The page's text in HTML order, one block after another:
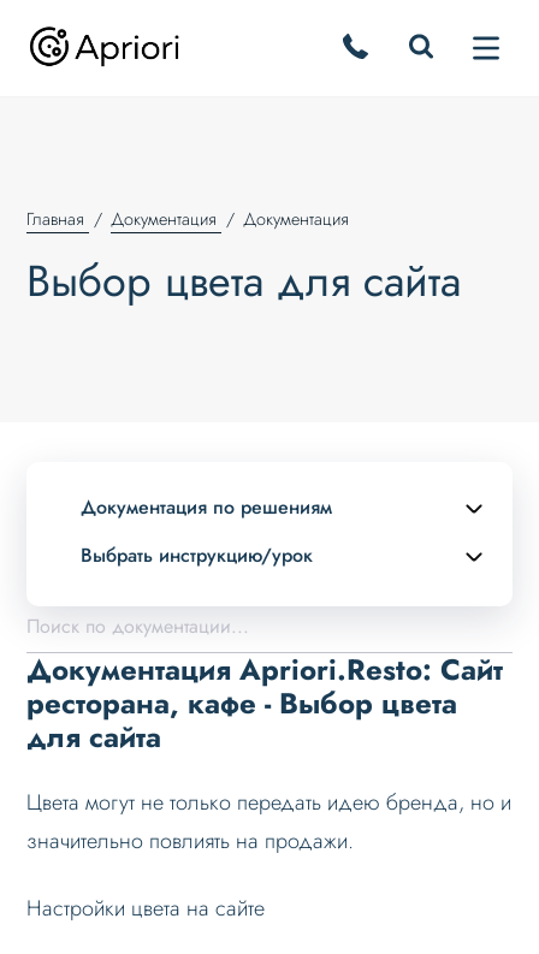
Главная Документация Документация
Выбор цвета для сайта
Документация по решениям
Выбрать инструкцию/урок
Описание курса
Возможности
Примеры страниц
Установка и обновление
Дизайн
Выбор готового дизайна
Документация Apriori.Resto: Сайт
ресторана, кафе - Выбор цвета
для сайта
Цвета могут не только передать идею бренда, но и
значительно повлиять на продажи.
Настройки цвета на сайте